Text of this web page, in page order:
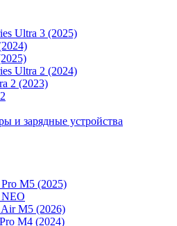
Ultra 3 (2025)
Ultra 2 (2024)
2 (2023)
и зарядные устройства
M5 (2025)
M5 (2026)
M4 (2024)